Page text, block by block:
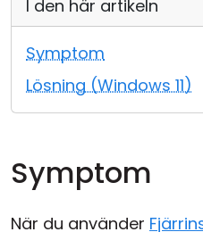
I den här artikeln
Symptom
Lösning (Windows 11)
Symptom
När du använder
Moln & Lokal